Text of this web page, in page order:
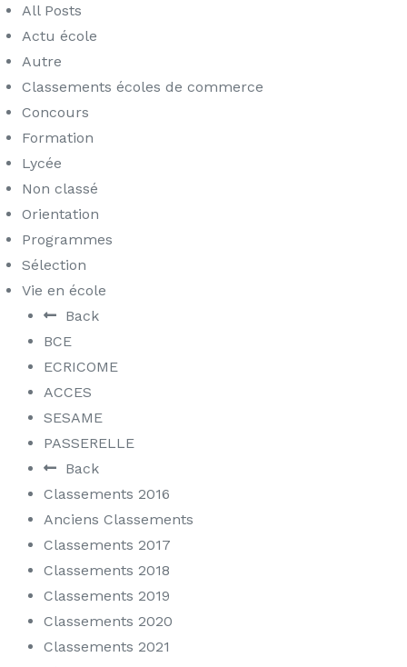
All Posts
Actu école
Autre
Classements écoles de commerce
Concours
Formation
Lycée
Non classé
Orientation
Programmes
Sélection
Vie en école
Back
BCE
ECRICOME
ACCES
SESAME
PASSERELLE
Back
Classements 2016
Anciens Classements
Classements 2017
Classements 2018
Classements 2019
Classements 2020
Classements 2021